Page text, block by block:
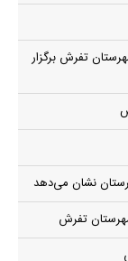
تفرش برگزار
نشان می‌دهد
تفرش